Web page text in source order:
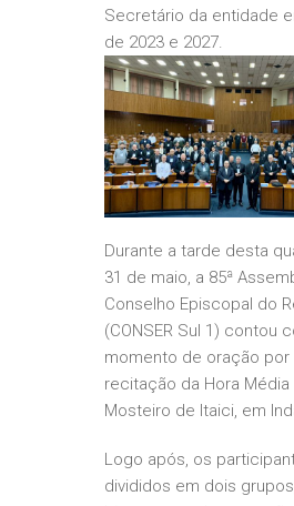
Secretário da entidade
de 2023 e 2027.
Durante a tarde desta
31 de maio, a 85ª
Conselho Episcopal do
(CONSER Sul 1) contou
momento de oração por
recitação da Hora Média
Mosteiro de Itaici, em
Logo após, os
divididos em dois